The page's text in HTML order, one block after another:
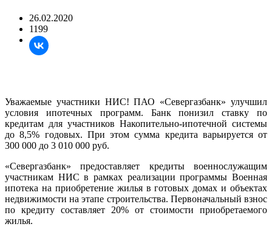
26.02.2020
1199
Уважаемые участники НИС! ПАО «Севергазбанк» улучшил
условия ипотечных программ. Банк понизил ставку по
кредитам для участников Накопительно-ипотечной системы
до 8,5% годовых. При этом сумма кредита варьируется от
300 000 до 3 010 000 руб.
«Севергазбанк» предоставляет кредиты военнослужащим
участникам НИС в рамках реализации программы Военная
ипотека на приобретение жилья в готовых домах и объектах
недвижимости на этапе строительства. Первоначальный взнос
по кредиту составляет 20% от стоимости приобретаемого
жилья.